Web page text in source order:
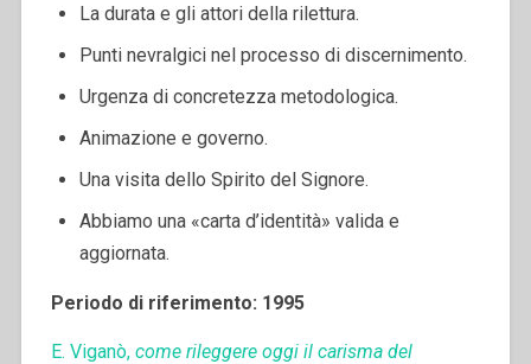
La durata e gli attori della rilettura.
Punti nevralgici nel processo di discernimento.
Urgenza di concretezza metodologica.
Animazione e governo.
Una visita dello Spirito del Signore.
Abbiamo una «carta d’identità» valida e
aggiornata.
Periodo di riferimento: 1995
E. Viganò, come rileggere oggi il carisma del